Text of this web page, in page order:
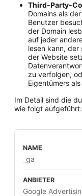
Third-Party-
Domains als
Benutzer
der Domain
auf jeder
lesen kann,
der Website
zu verfolgen,
Eigentümers
Im Detail sind die
wie folgt aufgeführt:
_ga
Google